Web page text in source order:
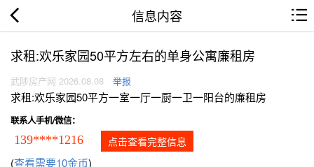
信息内容
求租:欢乐家园50平方左右的单身公寓廉租房
武陟房产网 2026.08.08 举报
求租:欢乐家园50平方一室一厅一厨一卫一阳台的廉租房
联系人手机/微信：
139****1216 点击查看完整信息
(查看需要10金币)